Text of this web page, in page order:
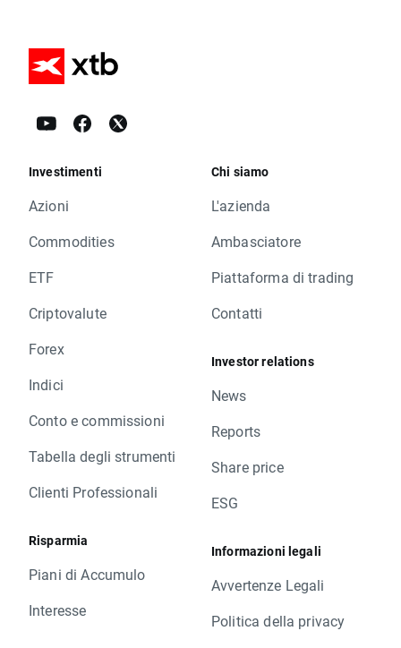
Investimenti
Azioni
Commodities
ETF
Criptovalute
Forex
Indici
Conto e commissioni
Tabella degli strumenti
Clienti Professionali
Risparmia
Piani di Accumulo
Interesse
Chi siamo
L'azienda
Ambasciatore
Piattaforma di trading
Contatti
Investor relations
News
Reports
Share price
ESG
Informazioni legali
Avvertenze Legali
Politica della privacy